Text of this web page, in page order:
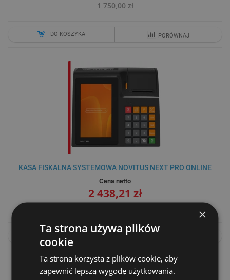
1 750,00 zł
DO KOSZYKA PORÓWNAJ
KASA FISKALNA SYSTEMOWA NOVITUS NEXT PRO ONLINE
Cena netto
2 438,21 zł
×
Ta strona używa plików
cookie
Ta strona korzysta z plików cookie, aby
zapewnić lepszą wygodę użytkowania.